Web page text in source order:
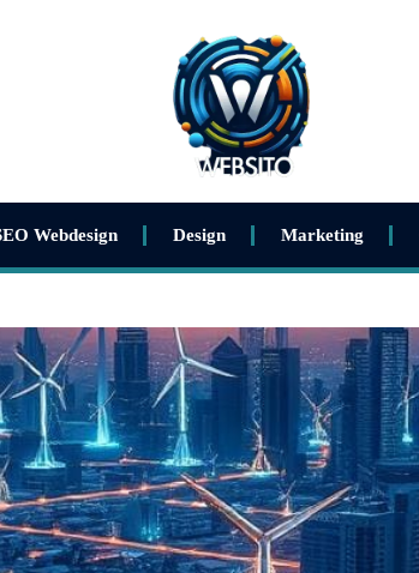
Webdesign Design Marketing